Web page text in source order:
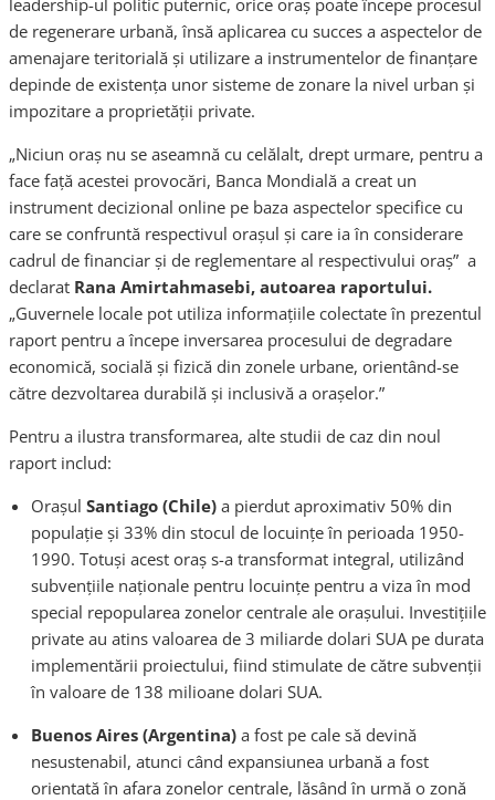
leadership-ul politic puternic, orice oraş poate începe procesul
de regenerare urbană, însă aplicarea cu succes a aspectelor de
amenajare teritorială şi utilizare a instrumentelor de finanțare
depinde de existenţa unor sisteme de zonare la nivel urban și
impozitare a proprietăţii private.
„Niciun oraş nu se aseamnă cu celălalt, drept urmare, pentru a
face faţă acestei provocări, Banca Mondială a creat un
instrument decizional online pe baza aspectelor specifice cu
care se confruntă respectivul orașul și care ia în considerare
cadrul de financiar şi de reglementare al respectivului oraş” a
declarat Rana Amirtahmasebi, autoarea raportului.
„Guvernele locale pot utiliza informaţiile colectate în prezentul
raport pentru a începe inversarea procesului de degradare
economică, socială şi fizică din zonele urbane, orientând-se
către dezvoltarea durabilă şi inclusivă a oraşelor.”
Pentru a ilustra transformarea, alte studii de caz din noul
raport includ:
Oraşul Santiago (Chile) a pierdut aproximativ 50% din
populaţie şi 33% din stocul de locuinţe în perioada 1950-
1990. Totuși acest oraş s-a transformat integral, utilizând
subvenţiile naţionale pentru locuinţe pentru a viza în mod
special repopularea zonelor centrale ale orașului. Investiţiile
private au atins valoarea de 3 miliarde dolari SUA pe durata
implementării proiectului, fiind stimulate de către subvenţii
în valoare de 138 milioane dolari SUA.
Buenos Aires (Argentina) a fost pe cale să devină
nesustenabil, atunci când expansiunea urbană a fost
orientată în afara zonelor centrale, lăsând în urmă o zonă